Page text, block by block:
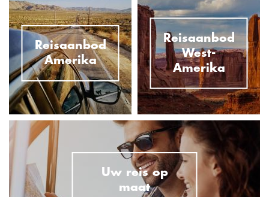
Reisaanbod
Amerika
Reisaanbod
West-
Amerika
Uw reis op
maat